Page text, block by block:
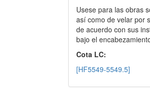
Usese para las obras
así como de velar por
de acuerdo con sus
bajo el
Cota LC:
[HF5549-5549.5]